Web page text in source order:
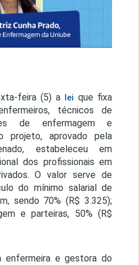
feira (5) a lei que fixa
técnicos de
de enfermagem e
projeto, aprovado pela
estabeleceu em
dos profissionais em
O valor serve de
do mínimo salarial de
sendo 70% (R$ 3.325);
e parteiras, 50% (R$
enfermeira e gestora do